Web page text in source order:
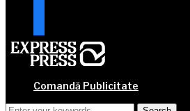
Comandă Publicitate